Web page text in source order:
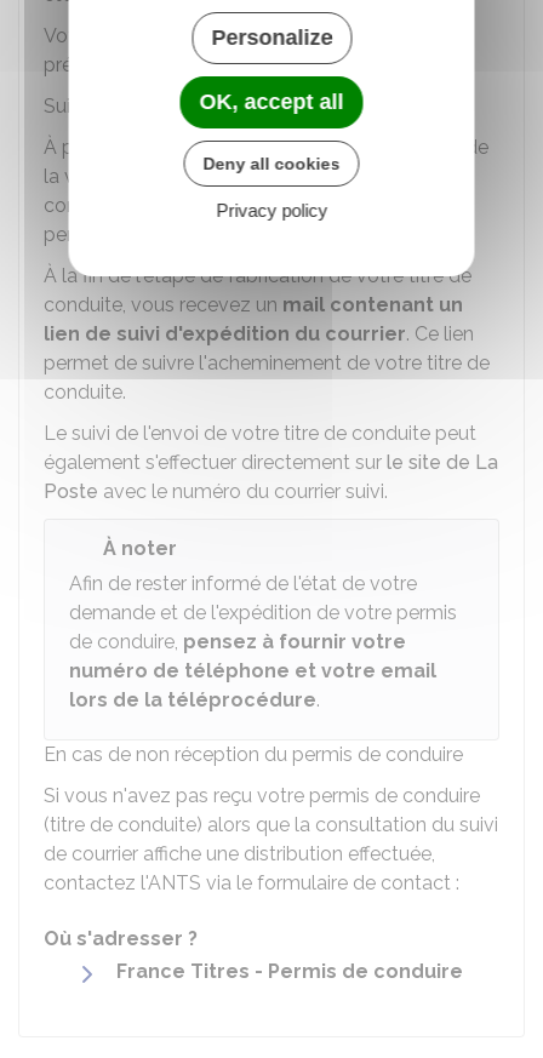
Votre boite aux lettres doit présenter le nom et
prénom de la personne qui reçoit le courrier.
Suivi de l'envoi du permis de conduire
À partir de la réception du SMS vous informant de
la validation de votre demande en ligne, il faut
compter
environ 15 jours pour recevoir votre
permis de conduire (titre de conduite).
À la fin de l'étape de fabrication de votre titre de
conduite, vous recevez un mail contenant un
lien de suivi d'expédition du courrier. Ce lien
permet de suivre l'acheminement de votre titre de
conduite.
Le suivi de l'envoi de votre titre de conduite peut
également s'effectuer directement sur le site de La
Poste avec le numéro du courrier suivi.
À noter
Afin de rester informé de l'état de votre
demande et de l'expédition de votre permis
de conduire, pensez à fournir votre
numéro de téléphone et votre email
lors de la téléprocédure.
En cas de non réception du permis de conduire
Si vous n'avez pas reçu votre permis de conduire
(titre de conduite) alors que la consultation du suivi
de courrier affiche une distribution effectuée,
contactez l'ANTS via le formulaire de contact :
Où s'adresser ?
France Titres - Permis de conduire
Personalize
OK, accept all
Deny all cookies
Privacy policy